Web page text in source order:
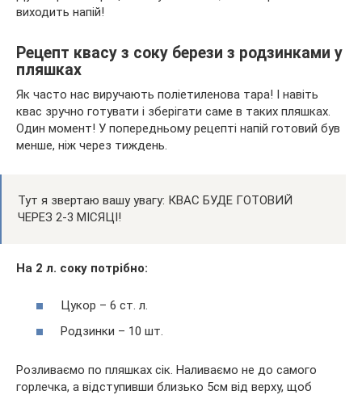
виходить напій!
Рецепт квасу з соку берези з родзинками у
пляшках
Як часто нас виручають поліетиленова тара! І навіть
квас зручно готувати і зберігати саме в таких пляшках.
Один момент! У попередньому рецепті напій готовий був
менше, ніж через тиждень.
Тут я звертаю вашу увагу: КВАС БУДЕ ГОТОВИЙ
ЧЕРЕЗ 2-3 МІСЯЦІ!
На 2 л. соку потрібно:
Цукор – 6 ст. л.
Родзинки – 10 шт.
Розливаємо по пляшках сік. Наливаємо не до самого
горлечка, а відступивши близько 5см від верху, щоб